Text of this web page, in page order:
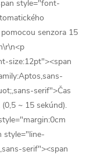
style="font-
senzora 15
size:12pt"><span
serif">Čas
~ 15 sekúnd).
style="line-
serif"><span